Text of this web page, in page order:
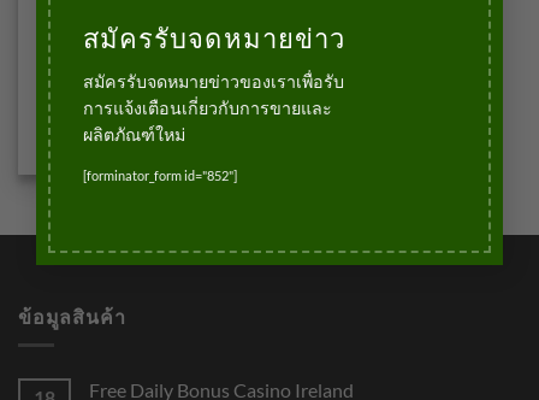
สมัครรับจดหมายข่าว
สมัครรับจดหมายข่าวของเราเพื่อรับ
การแจ้งเตือนเกี่ยวกับการขายและ
ผลิตภัณฑ์ใหม่
[forminator_form id="852"]
มอบฝ้า
บัวมอบฝ้าSP4
320.00
บาท
หยิบใส่ตะกร้า
ข้อมูลสินค้า
Free Daily Bonus Casino Ireland